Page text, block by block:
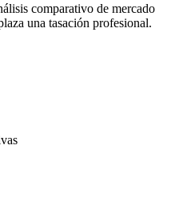
comparativo de mercado
una tasación profesional.